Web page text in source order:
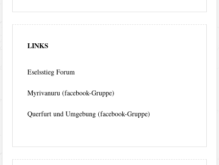
LINKS
Eselsstieg Forum
Myrivanuru (facebook-Gruppe)
Querfurt und Umgebung (facebook-Gruppe)